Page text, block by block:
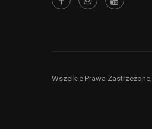
Wszelkie Prawa Zastrzeżone,